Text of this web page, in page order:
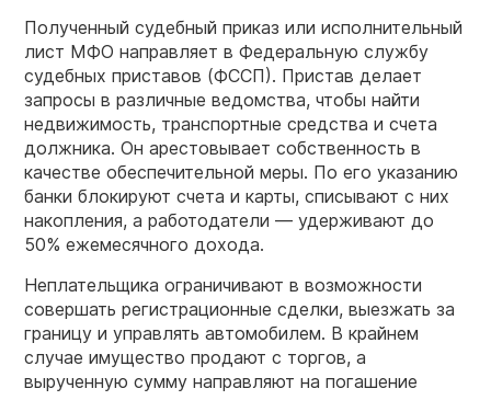
Полученный судебный приказ или исполнительный
лист МФО направляет в Федеральную службу
судебных приставов (ФССП). Пристав делает
запросы в различные ведомства, чтобы найти
недвижимость, транспортные средства и счета
должника. Он арестовывает собственность в
качестве обеспечительной меры. По его указанию
банки блокируют счета и карты, списывают с них
накопления, а работодатели — удерживают до
50% ежемесячного дохода.
Неплательщика ограничивают в возможности
совершать регистрационные сделки, выезжать за
границу и управлять автомобилем. В крайнем
случае имущество продают с торгов, а
вырученную сумму направляют на погашение